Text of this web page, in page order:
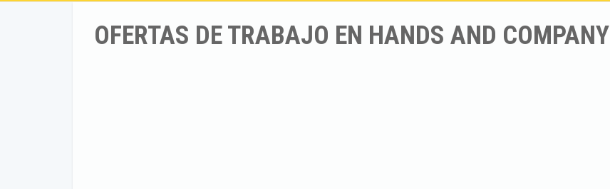
OFERTAS DE TRABAJO EN HANDS AND COMPANY